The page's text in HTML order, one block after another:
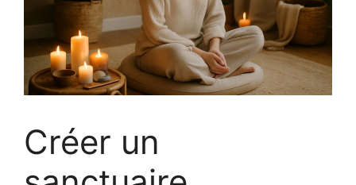
Créer un